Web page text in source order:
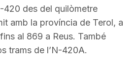
420 des del quilòmetre
amb la província de Terol, a
al 869 a Reus. També
trams de l’N-420A.